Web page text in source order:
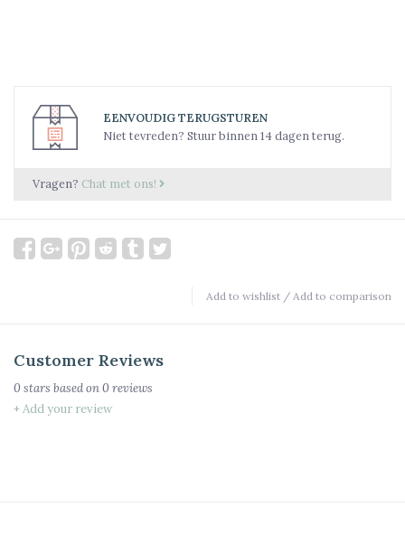
EENVOUDIG TERUGSTUREN
Niet tevreden? Stuur binnen 14 dagen terug.
Vragen? Chat met ons!
Add to wishlist / Add to comparison
Customer Reviews
0 stars based on0 reviews
+ Add your review